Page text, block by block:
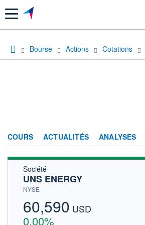
Menu
Bourse Actions Cotations
COURS ACTUALITÉS ANALYSES
Société
UNS ENERGY
NYSE
60,590 USD
0,00%